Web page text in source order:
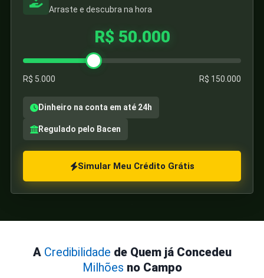
Arraste e descubra na hora
R$ 50.000
De quanto você precisa hoje? Arraste para ajustar o valor
R$ 5.000 R$ 150.000
Dinheiro na conta em até 24h
Regulado pelo Bacen
Simular Meu Crédito Grátis
A Credibilidade de Quem já Concedeu
Milhões no Campo